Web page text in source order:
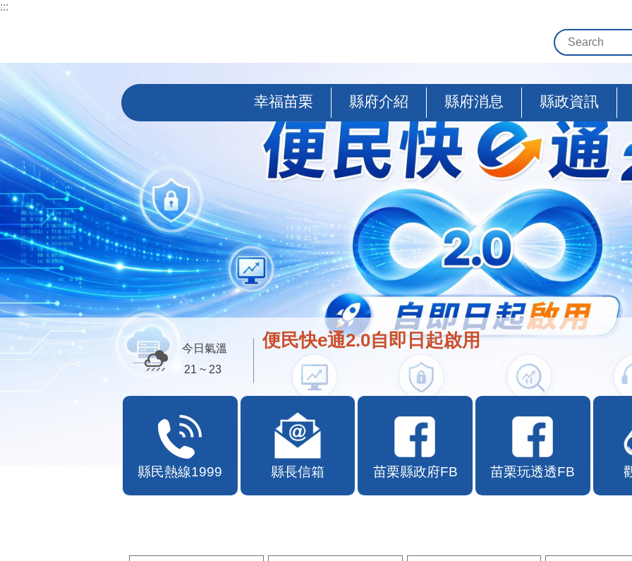
跳到主要內容區塊
:::
幸福苗栗 縣府介紹 縣府消息 縣政資訊
便民快e通2.0自即日起啟用
今日氣溫
27 ~ 29
縣民熱線1999 縣長信箱 苗栗縣政府FB 苗栗玩透透FB